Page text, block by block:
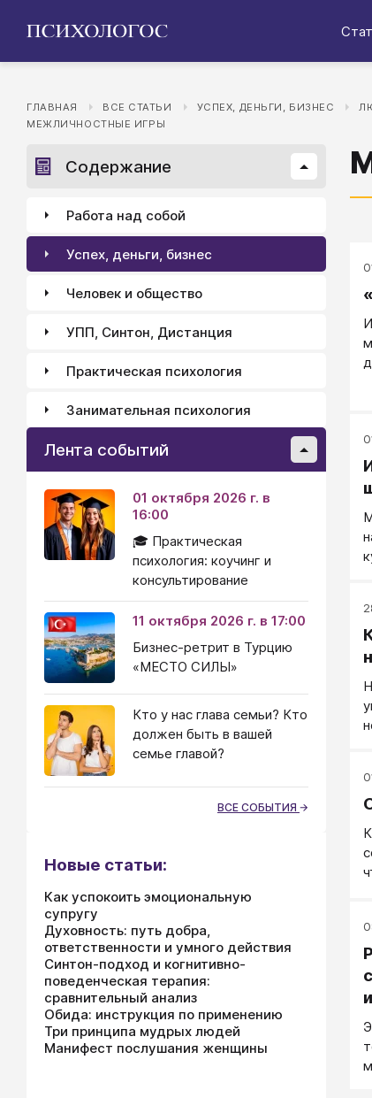
ГЛАВНАЯ ВСЕ СТАТЬИ УСПЕХ, ДЕНЬГИ, БИЗНЕС
МЕЖЛИЧНОСТНЫЕ ИГРЫ
Содержание
Работа над собой
Успех, деньги, бизнес
Человек и общество
УПП, Синтон, Дистанция
Практическая психология
Занимательная психология
Лента событий
01 октября 2026 г. в
16:00
🎓 Практическая
психология: коучинг и
консультирование
11 октября 2026 г. в 17:00
Бизнес-ретрит в Турцию
«МЕСТО СИЛЫ»
Кто у нас глава семьи? Кто
должен быть в вашей
семье главой?
ВСЕ СОБЫТИЯ
Новые статьи:
Как успокоить эмоциональную
супругу
Духовность: путь добра,
ответственности и умного действия
Синтон-подход и когнитивно-
поведенческая терапия:
сравнительный анализ
Обида: инструкция по применению
Три принципа мудрых людей
Манифест послушания женщины